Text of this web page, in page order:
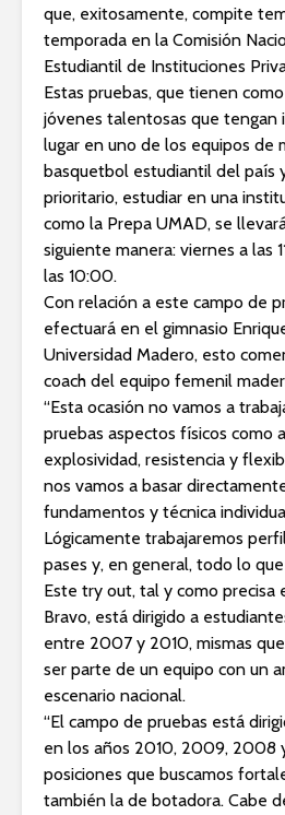
que, exitosamente, compite
temporada en la Comisión
Estudiantil de Instituciones
Estas pruebas, que tienen
jóvenes talentosas que tengan
lugar en uno de los equipos de
basquetbol estudiantil del país
prioritario, estudiar en una
como la Prepa UMAD, se
siguiente manera: viernes a las
las 10:00.
Con relación a este campo de
efectuará en el gimnasio
Universidad Madero, esto
coach del equipo femenil
“Esta ocasión no vamos a
pruebas aspectos físicos como
explosividad, resistencia y
nos vamos a basar
fundamentos y técnica
Lógicamente trabajaremos
pases y, en general, todo lo
Este try out, tal y como precisa
Bravo, está dirigido a
entre 2007 y 2010, mismas
ser parte de un equipo con un
escenario nacional.
“El campo de pruebas está
en los años 2010, 2009, 2008
posiciones que buscamos
también la de botadora. Cabe